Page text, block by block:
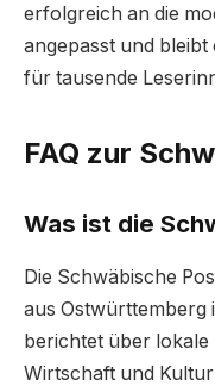
erfolgreich an die
angepasst und
für tausende
FAQ zur
Was ist die
Die Schwäbische
aus Ostwürttemberg
berichtet über
Wirtschaft und